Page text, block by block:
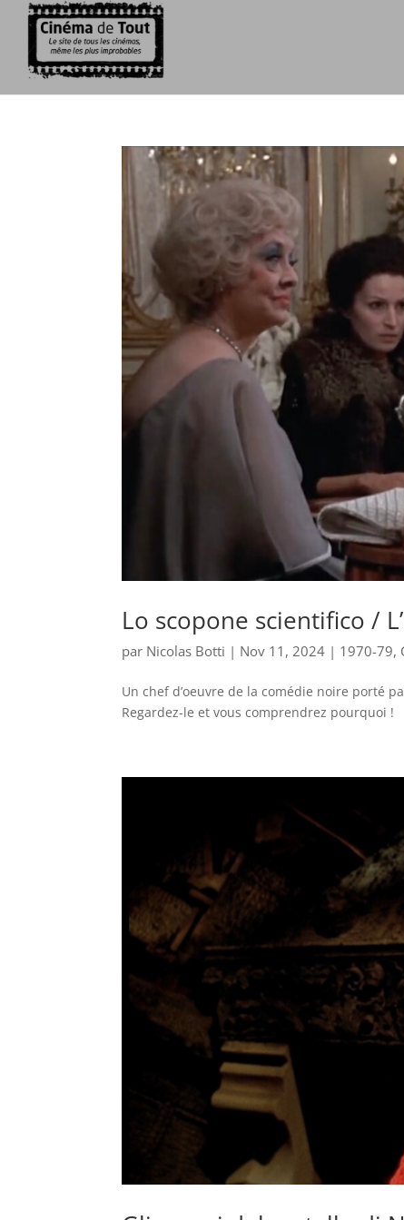
Lo scopone scientifico /
par Nicolas Botti | Nov 11, 2024 | 1970-79,
Un chef d’oeuvre de la comédie noire porté
Regardez-le et vous comprendrez pourquoi !